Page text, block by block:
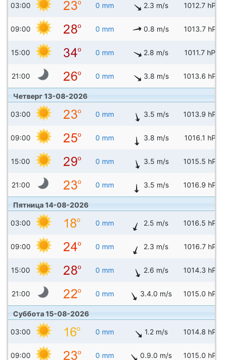
03:00 0 mm 2.3 m/s 1012.7 hPa
09:00 0 mm 0.8 m/s 1013.7 hPa
15:00 0 mm 2.8 m/s 1011.7 hPa
21:00 0 mm 3.8 m/s 1013.6 hPa
Четверг 13-08-2026
03:00 0 mm 3.5 m/s 1013.9 hPa
09:00 0 mm 3.8 m/s 1016.1 hPa
15:00 0 mm 3.5 m/s 1015.5 hPa
21:00 0 mm 3.5 m/s 1016.9 hPa
Пятница 14-08-2026
03:00 0 mm 2.5 m/s 1016.5 hPa
09:00 0 mm 2.3 m/s 1016.7 hPa
15:00 0 mm 2.6 m/s 1014.3 hPa
21:00 0 mm 3.4.0 m/s 1015.0 hPa
Суббота 15-08-2026
03:00 0 mm 1.2 m/s 1014.8 hPa
09:00 0 mm 0.9.0 m/s 1015.0 hPa